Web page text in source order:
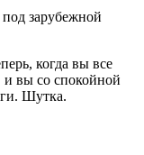
зарубежной
когда вы все
и вы со спокойной
Шутка.